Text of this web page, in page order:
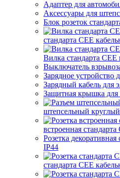
Адаптер для
Аксессуары для
Блок розеток
стандарта CEE
Вилка стандарта
Выключатель
Зарядное устройство
Зарядный кабель для
Защитная крышка для
штепсельный
встроенная стандарта
Розетка
IP44
стандарта СЕЕ